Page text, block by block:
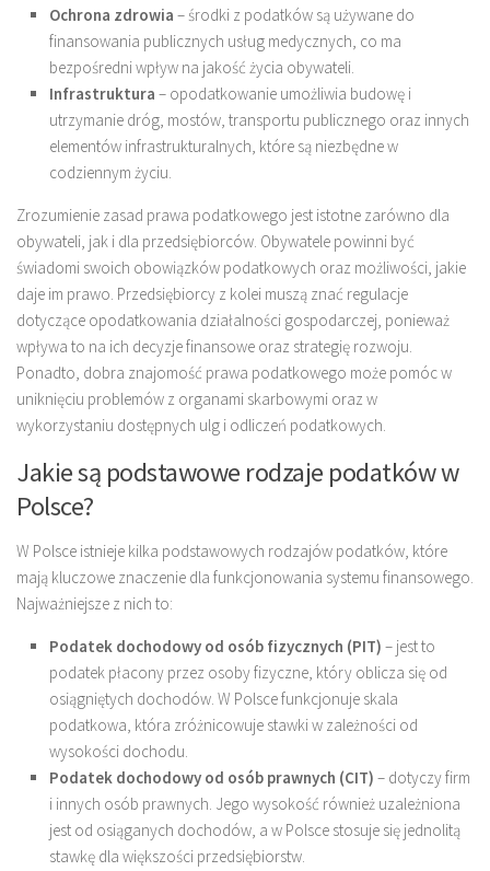
Ochrona zdrowia – środki z podatków są używane do
finansowania publicznych usług medycznych, co ma
bezpośredni wpływ na jakość życia obywateli.
Infrastruktura – opodatkowanie umożliwia budowę i
utrzymanie dróg, mostów, transportu publicznego oraz innych
elementów infrastrukturalnych, które są niezbędne w
codziennym życiu.
Zrozumienie zasad prawa podatkowego jest istotne zarówno dla
obywateli, jak i dla przedsiębiorców. Obywatele powinni być
świadomi swoich obowiązków podatkowych oraz możliwości, jakie
daje im prawo. Przedsiębiorcy z kolei muszą znać regulacje
dotyczące opodatkowania działalności gospodarczej, ponieważ
wpływa to na ich decyzje finansowe oraz strategię rozwoju.
Ponadto, dobra znajomość prawa podatkowego może pomóc w
uniknięciu problemów z organami skarbowymi oraz w
wykorzystaniu dostępnych ulg i odliczeń podatkowych.
Jakie są podstawowe rodzaje podatków w
Polsce?
W Polsce istnieje kilka podstawowych rodzajów podatków, które
mają kluczowe znaczenie dla funkcjonowania systemu finansowego.
Najważniejsze z nich to:
Podatek dochodowy od osób fizycznych (PIT) – jest to
podatek płacony przez osoby fizyczne, który oblicza się od
osiągniętych dochodów. W Polsce funkcjonuje skala
podatkowa, która zróżnicowuje stawki w zależności od
wysokości dochodu.
Podatek dochodowy od osób prawnych (CIT) – dotyczy firm
i innych osób prawnych. Jego wysokość również uzależniona
jest od osiąganych dochodów, a w Polsce stosuje się jednolitą
stawkę dla większości przedsiębiorstw.